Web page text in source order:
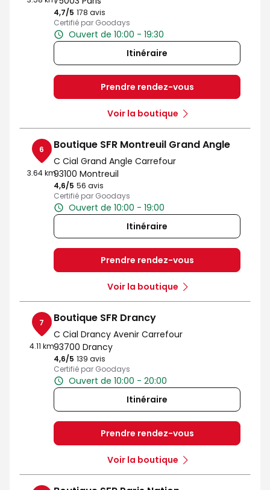
4,7/5 Note de 4.7 sur 5
178 avis
Certifié par Goodays
Ouvert de 10:00 - 19:30
Itinéraire
Prendre rendez-vous
Voir la boutique
6
3.64 km
Boutique SFR Montreuil Grand Angle
C Cial Grand Angle Carrefour
93100 Montreuil
4,6/5 Note de 4.6 sur 5
56 avis
Certifié par Goodays
Ouvert de 10:00 - 19:00
Itinéraire
Prendre rendez-vous
Voir la boutique
7
4.11 km
Boutique SFR Drancy
C Cial Drancy Avenir Carrefour
93700 Drancy
4,6/5 Note de 4.6 sur 5
139 avis
Certifié par Goodays
Ouvert de 10:00 - 20:00
Itinéraire
Prendre rendez-vous
Voir la boutique